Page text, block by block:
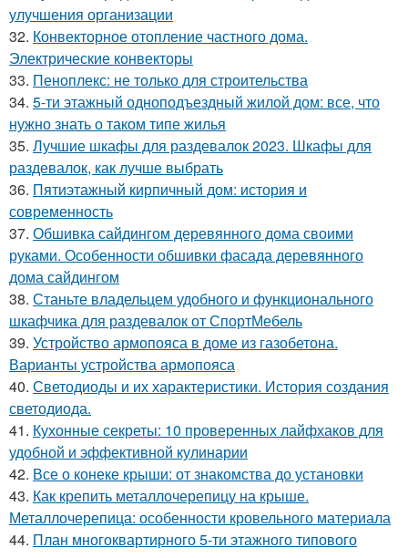
улучшения организации
32. Конвекторное отопление частного дома.
Электрические конвекторы
33. Пеноплекс: не только для строительства
34. 5-ти этажный одноподъездный жилой дом: все, что
нужно знать о таком типе жилья
35. Лучшие шкафы для раздевалок 2023. Шкафы для
раздевалок, как лучше выбрать
36. Пятиэтажный кирпичный дом: история и
современность
37. Обшивка сайдингом деревянного дома своими
руками. Особенности обшивки фасада деревянного
дома сайдингом
38. Станьте владельцем удобного и функционального
шкафчика для раздевалок от СпортМебель
39. Устройство армопояса в доме из газобетона.
Варианты устройства армопояса
40. Светодиоды и их характеристики. История создания
светодиода.
41. Кухонные секреты: 10 проверенных лайфхаков для
удобной и эффективной кулинарии
42. Все о конеке крыши: от знакомства до установки
43. Как крепить металлочерепицу на крыше.
Металлочерепица: особенности кровельного материала
44. План многоквартирного 5-ти этажного типового